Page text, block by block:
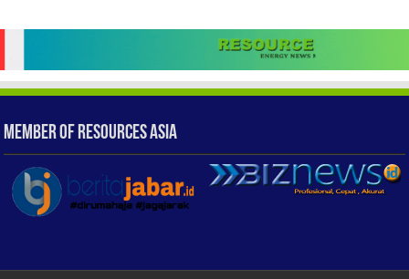
Member of Resources Asia